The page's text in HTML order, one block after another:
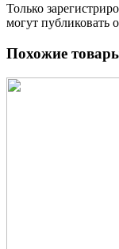
Только
могут публиковать
Похожие